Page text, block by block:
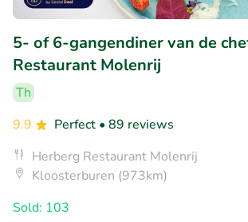
5- of 6-gangendiner van de
Restaurant Molenrij
Th
9.9
Perfect • 89 reviews
Herberg Restaurant Molenrij
Kloosterburen (973km)
Sold: 103